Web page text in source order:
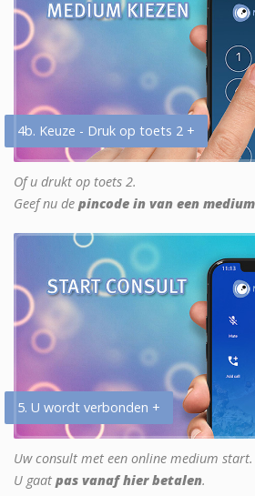
4b. Keuze - Druk op toets 2 +
Of u drukt op toets 2.
Geef nu de pincode in van een medium
5. U wordt verbonden +
Uw consult met een online medium start.
U gaat pas vanaf hier betalen.